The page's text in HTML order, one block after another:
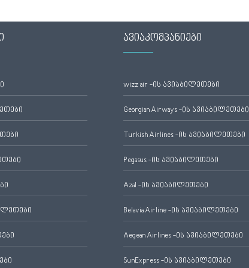
ავიაკომპანიები
wizz air -ის ავიაბილეთები
Georgian Airways -ის ავიაბილეთები
Turkish Airlines -ის ავიაბილეთები
Pegasus -ის ავიაბილეთები
Azal -ის ავიაბილეთები
Belavia Airline -ის ავიაბილეთები
Aegean Airlines -ის ავიაბილეთები
SunExpress -ის ავიაბილეთები